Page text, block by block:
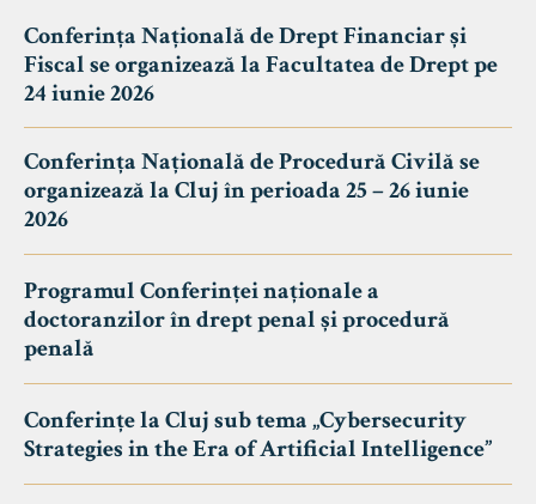
Conferința Națională de Drept Financiar și
Fiscal se organizează la Facultatea de Drept pe
24 iunie 2026
Conferința Națională de Procedură Civilă se
organizează la Cluj în perioada 25 – 26 iunie
2026
Programul Conferinței naționale a
doctoranzilor în drept penal și procedură
penală
Conferințe la Cluj sub tema „Cybersecurity
Strategies in the Era of Artificial Intelligence”